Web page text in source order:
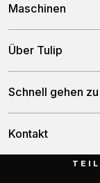
Maschinen
Kreiseleggen
Zinkeneggen
Grubber
Sämaschinen
Düngerstreuer
Über Tulip
Geschichte
Schnell gehen zu
Kontakt
Munnikenheiweg 47
TEIL